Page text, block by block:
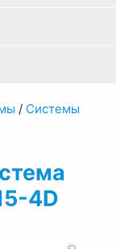
/ Системы
4D